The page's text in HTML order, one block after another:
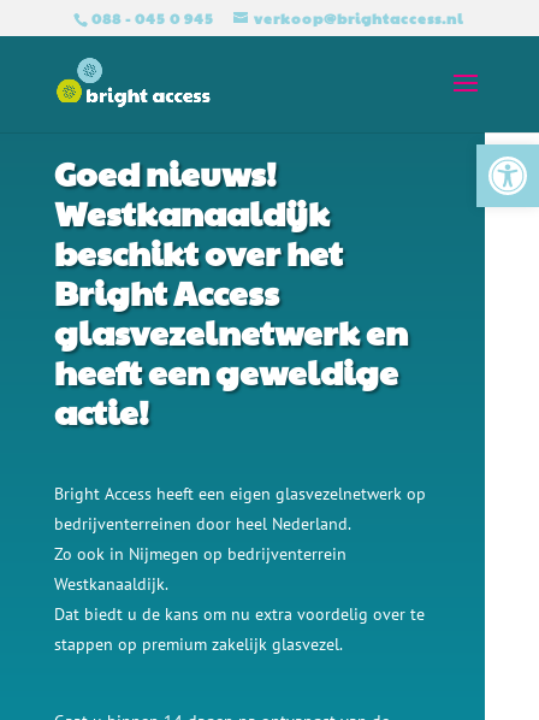
088 - 045 0 945 verkoop@brightaccess.nl
BRIGHT ACCESS GLASVEZEL VOOR ONDERNEMERS
Goed nieuws!
Westkanaaldijk
beschikt over het
Bright Access
glasvezelnetwerk en
heeft een geweldige
actie!
Bright Access heeft een eigen glasvezelnetwerk op
bedrijventerreinen door heel Nederland.
Zo ook in Nijmegen op bedrijventerrein
Westkanaaldijk.
Dat biedt u de kans om nu extra voordelig over te
stappen op premium zakelijk glasvezel.